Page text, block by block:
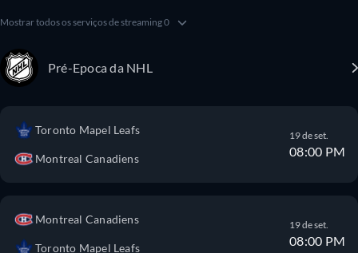
Mostrar todos os serviços de streaming 0
Pré-Epoca da NHL
Toronto Mapel Leafs
Montreal Canadiens
19 de set.
08:00 PM
Montreal Canadiens
Toronto Mapel Leafs
19 de set.
08:00 PM